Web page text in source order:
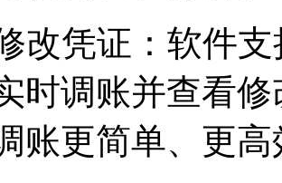
改凭证：软件
时调账并查看
账更简单、更高